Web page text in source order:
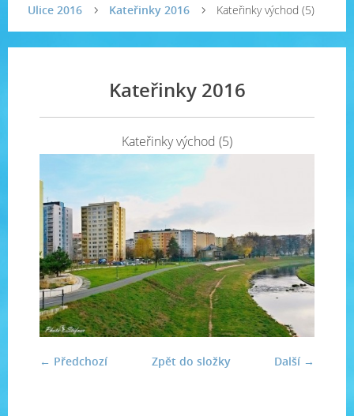
Ulice 2016
Kateřinky 2016 Kateřinky východ (5)
Kateřinky 2016
Kateřinky východ (5)
← Předchozí Další →
Zpět do složky